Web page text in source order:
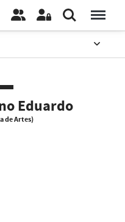
Eduardo
de Artes)